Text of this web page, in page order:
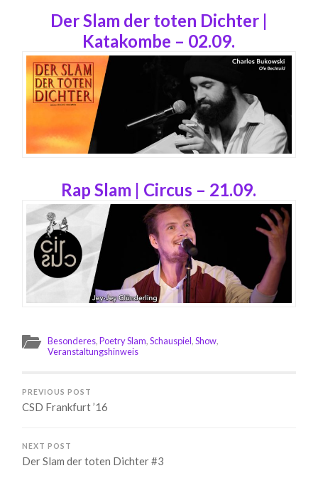
Der Slam der toten Dichter |
Katakombe – 02.09.
Rap Slam | Circus – 21.09.
Besonderes,Poetry Slam,Schauspiel,Show,
Veranstaltungshinweis
PREVIOUS POST
CSD Frankfurt ’16
NEXT POST
Der Slam der toten Dichter #3